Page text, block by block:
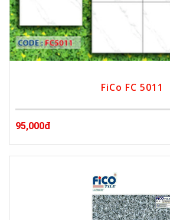
FiCo FC 5011
95,000đ